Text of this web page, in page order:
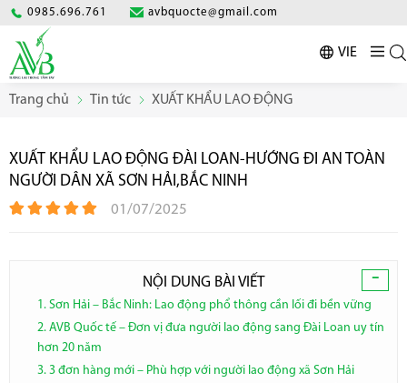
0985.696.761 avbquocte@gmail.com
VIE
Trang chủ Tin tức XUẤT KHẨU LAO ĐỘNG
XUẤT KHẨU LAO ĐỘNG ĐÀI LOAN-HƯỚNG ĐI AN TOÀN
NGƯỜI DÂN XÃ SƠN HẢI,BẮC NINH
01/07/2025
-
NỘI DUNG BÀI VIẾT
1. Sơn Hải – Bắc Ninh: Lao động phổ thông cần lối đi bền vững
2. AVB Quốc tế – Đơn vị đưa người lao động sang Đài Loan uy tín
hơn 20 năm
3. 3 đơn hàng mới – Phù hợp với người lao động xã Sơn Hải